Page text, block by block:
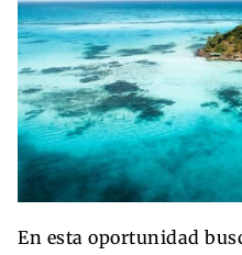
En esta oportunidad